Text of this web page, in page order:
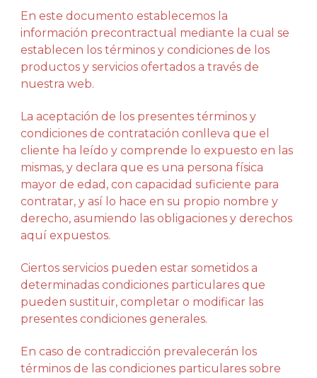
En este documento establecemos la
información precontractual mediante la cual se
establecen los términos y condiciones de los
productos y servicios ofertados a través de
nuestra web.
La aceptación de los presentes términos y
condiciones de contratación conlleva que el
cliente ha leído y comprende lo expuesto en las
mismas, y declara que es una persona física
mayor de edad, con capacidad suficiente para
contratar, y así lo hace en su propio nombre y
derecho, asumiendo las obligaciones y derechos
aquí expuestos.
Ciertos servicios pueden estar sometidos a
determinadas condiciones particulares que
pueden sustituir, completar o modificar las
presentes condiciones generales.
En caso de contradicción prevalecerán los
términos de las condiciones particulares sobre